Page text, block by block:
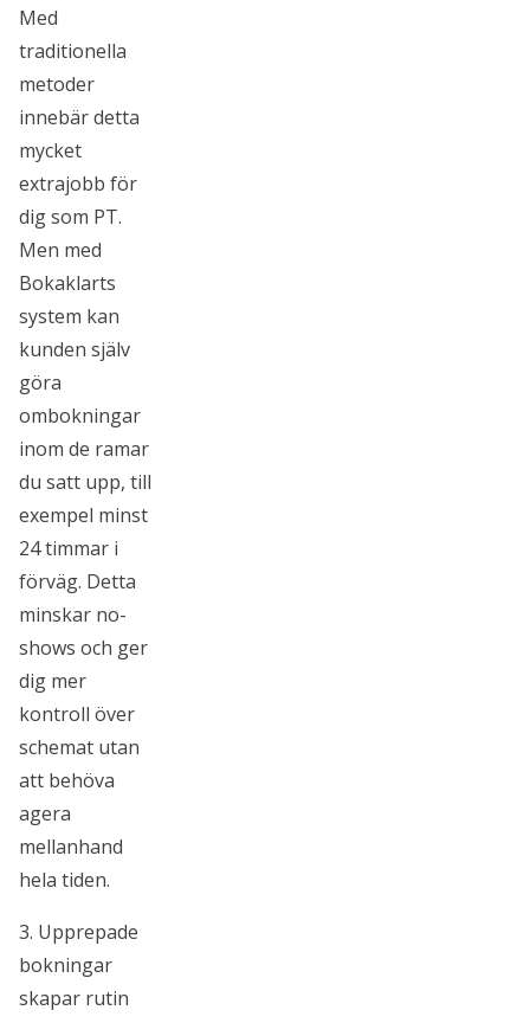
Med
traditionella
metoder
innebär detta
mycket
extrajobb för
dig som PT.
Men med
Bokaklarts
system kan
kunden själv
göra
ombokningar
inom de ramar
du satt upp, till
exempel minst
24 timmar i
förväg. Detta
minskar no-
shows och ger
dig mer
kontroll över
schemat utan
att behöva
agera
mellanhand
hela tiden.
3. Upprepade
bokningar
skapar rutin